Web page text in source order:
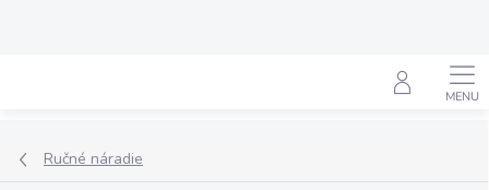
Hľadať
Ručné náradie